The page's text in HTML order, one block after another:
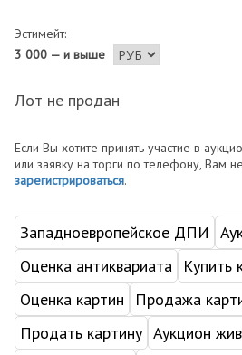
Эстимейт:
3 000 — и выше
Лот не продан
Если Вы хотите принять участие в
или заявку на торги по телефону, Вам
зарегистрироваться.
Западноевропейское ДПИ
Оценка антиквариата
Купить
Оценка картин
Продажа
Продать картину Аукцион